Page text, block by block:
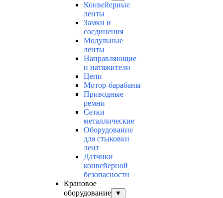
Конвейерные
ленты
Замки и
соединения
Модульные
ленты
Направляющие
и натяжители
Цепи
Мотор-барабаны
Приводные
ремни
Сетки
металлические
Оборудование
для стыковки
лент
Датчики
конвейерной
безопасности
Крановое
оборудование
▼